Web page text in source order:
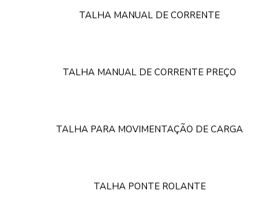
TALHA MANUAL DE CORRENTE
TALHA MANUAL DE CORRENTE PREÇO
TALHA PARA MOVIMENTAÇÃO DE CARGA
TALHA PONTE ROLANTE